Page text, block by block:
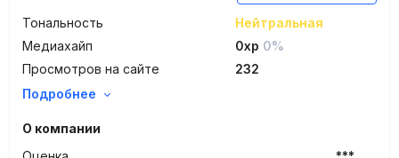
Тональность
Нейтральная
Медиахайп
0xp 0%
Просмотров на сайте
232
Подробнее
О компании